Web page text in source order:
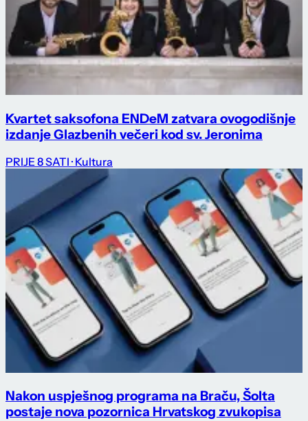
Kvartet saksofona ENDeM zatvara ovogodišnje
izdanje Glazbenih večeri kod sv. Jeronima
PRIJE 8 SATI · Kultura
Nakon uspješnog programa na Braču, Šolta
postaje nova pozornica Hrvatskog zvukopisa